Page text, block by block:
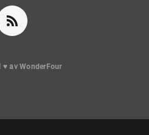
♥ avWonderFour